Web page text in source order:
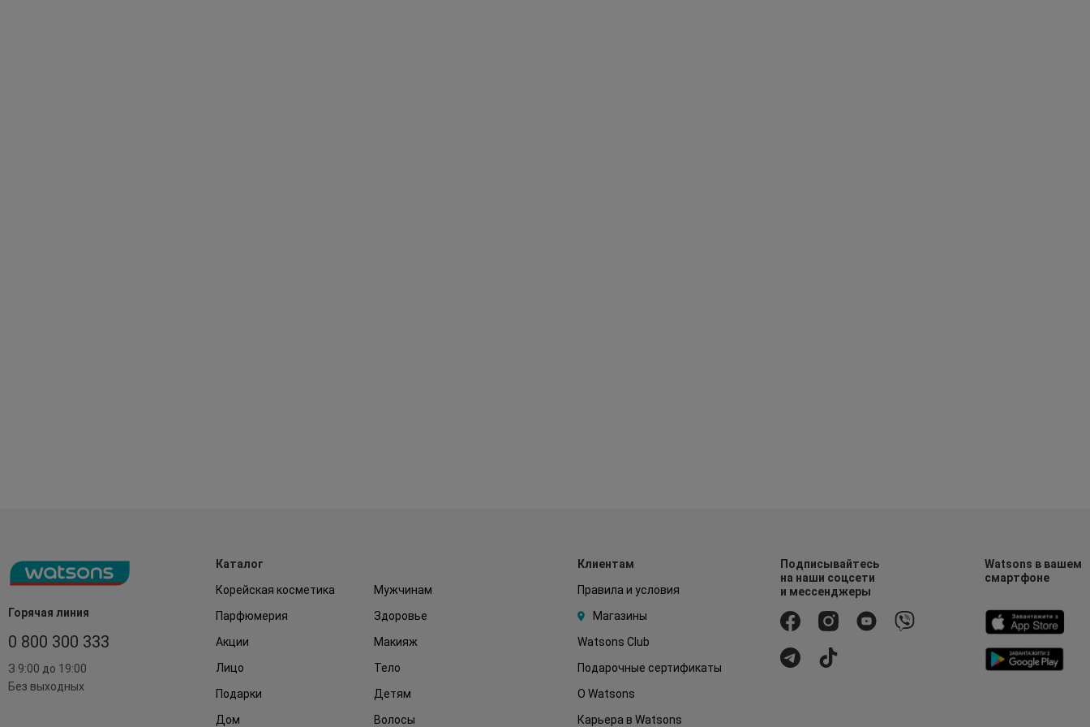
Горячая линия
0 800 300 333
З 9:00 до 19:00
Без выходных
Каталог
Корейская косметика
Мужчинам
Парфюмерия
Здоровье
Акции
Макияж
Лицо
Тело
Подарки
Детям
Дом
Волосы
Клиентам
Правила и условия
Магазины
Watsons Club
Подарочные сертификаты
О Watsons
Карьера в Watsons
Подписывайтесь
на наши соцсети
и мессенджеры
Watsons в вашем
смартфоне